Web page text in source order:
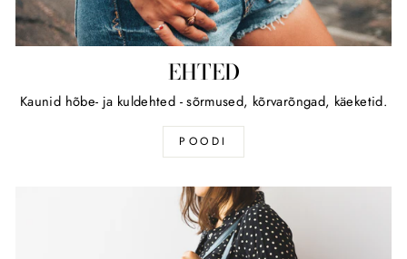
EHTED
Kaunid hõbe- ja kuldehted - sõrmused, kõrvarõngad, käeketid.
POODI